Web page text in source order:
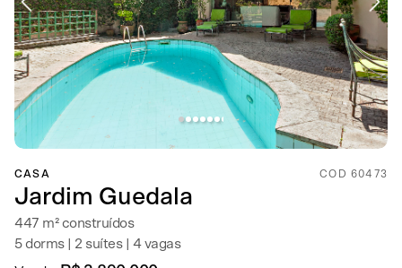
CASA COD 60473
Jardim Guedala
447 m² construídos
5 dorms | 2 suítes | 4 vagas